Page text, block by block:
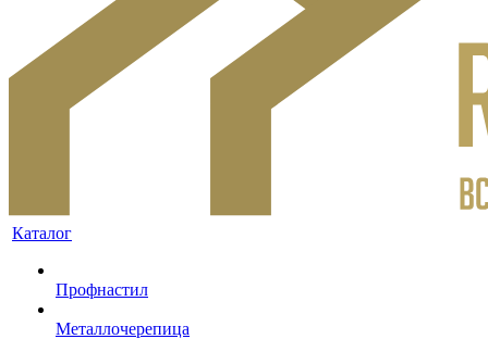
Каталог
Профнастил
Металлочерепица